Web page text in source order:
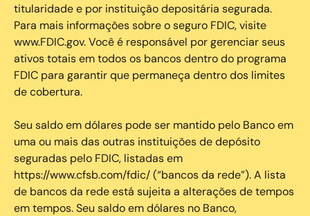
titularidade e por instituição depositária segurada.
Para mais informações sobre o seguro FDIC, visite
www.FDIC.gov. Você é responsável por gerenciar seus
ativos totais em todos os bancos dentro do programa
FDIC para garantir que permaneça dentro dos limites
de cobertura.
Seu saldo em dólares pode ser mantido pelo Banco em
uma ou mais das outras instituições de depósito
seguradas pelo FDIC, listadas em
https://www.cfsb.com/fdic/ (“bancos da rede”). A lista
de bancos da rede está sujeita a alterações de tempos
em tempos. Seu saldo em dólares no Banco,